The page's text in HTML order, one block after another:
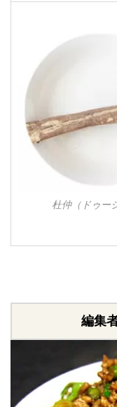
杜仲（ドゥー
編集